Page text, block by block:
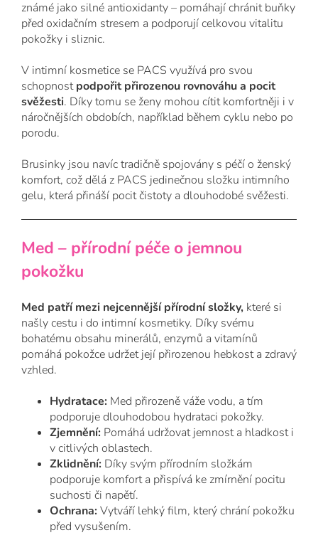
známé jako silné antioxidanty – pomáhají chránit buňky
před oxidačním stresem a podporují celkovou vitalitu
pokožky i sliznic.
V intimní kosmetice se PACS využívá pro svou
schopnostpodpořit přirozenou rovnováhu a pocit
svěžesti. Díky tomu se ženy mohou cítit komfortněji i v
náročnějších obdobích, například během cyklu nebo po
porodu.
Brusinky jsou navíc tradičně spojovány s péčí o ženský
komfort, což dělá z PACS jedinečnou složku intimního
gelu, která přináší pocit čistoty a dlouhodobé svěžesti.
Med – přírodní péče o jemnou
pokožku
Med patří mezi nejcennější přírodní složky, které si
našly cestu i do intimní kosmetiky. Díky svému
bohatému obsahu minerálů, enzymů a vitamínů
pomáhá pokožce udržet její přirozenou hebkost a zdravý
vzhled.
Hydratace: Med přirozeně váže vodu, a tím
podporuje dlouhodobou hydrataci pokožky.
Zjemnění: Pomáhá udržovat jemnost a hladkost i
v citlivých oblastech.
Zklidnění: Díky svým přírodním složkám
podporuje komfort a přispívá ke zmírnění pocitu
suchosti či napětí.
Ochrana:Vytváří lehký film, který chrání pokožku
před vysušením.